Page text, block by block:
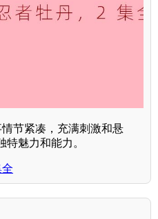
节紧凑，充满刺激和悬
魅力和能力。